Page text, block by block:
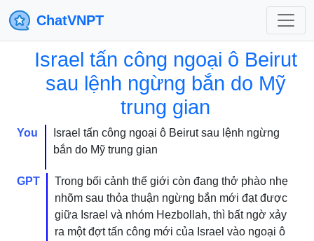
ChatVNPT
Israel tấn công ngoại ô Beirut
sau lệnh ngừng bắn do Mỹ
trung gian
You
Israel tấn công ngoại ô Beirut sau lệnh ngừng
bắn do Mỹ trung gian
GPT
Trong bối cảnh thế giới còn đang thở phào nhẹ
nhõm sau thỏa thuận ngừng bắn mới đạt được
giữa Israel và nhóm Hezbollah, thì bất ngờ xảy
ra một đợt tấn công mới của Israel vào ngoại ô